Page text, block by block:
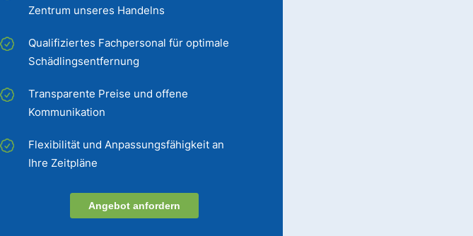
Zentrum unseres Handelns
Qualifiziertes Fachpersonal für optimale
Schädlingsentfernung
Transparente Preise und offene
Kommunikation
Flexibilität und Anpassungsfähigkeit an
Ihre Zeitpläne
Angebot anfordern